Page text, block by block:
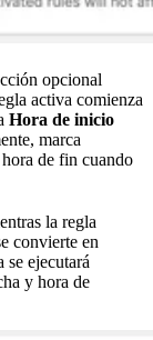
opcional
activa comienza
Hora de inicio
marca
de fin cuando
la regla
convierte en
ejecutará
y hora de